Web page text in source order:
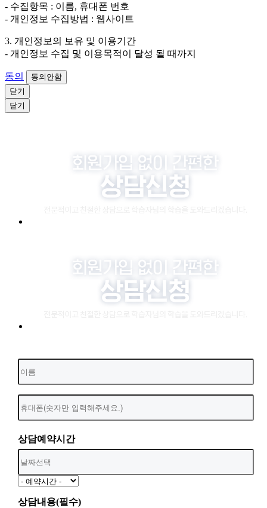
- 수집항목 : 이름, 휴대폰 번호
- 개인정보 수집방법 : 웹사이트
3. 개인정보의 보유 및 이용기간
- 개인정보 수집 및 이용목적이 달성 될 때까지
동의
동의안함
닫기
닫기
상담예약시간
상담내용(필수)